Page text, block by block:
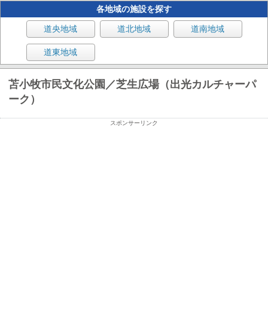
各地域の施設を探す
道央地域 道北地域 道南地域
道東地域
苫小牧市民文化公園／芝生広場（出光カルチャーパ
ーク）
スポンサーリンク